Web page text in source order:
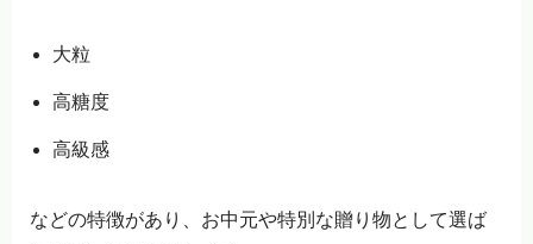
大粒
高糖度
高級感
などの特徴があり、お中元や特別な贈り物として選ば